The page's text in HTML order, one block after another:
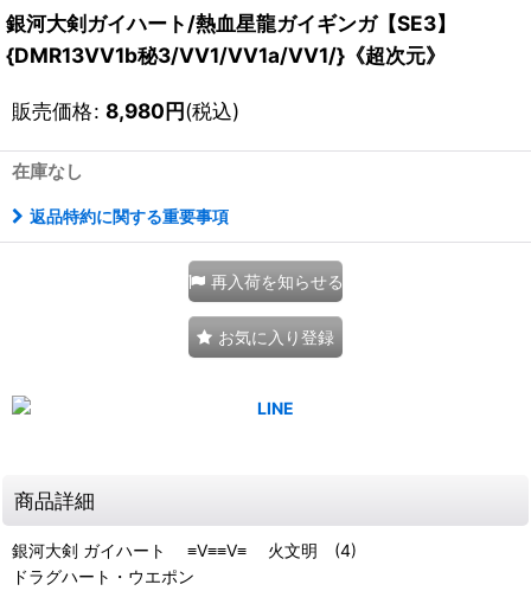
銀河大剣ガイハート/熱血星龍ガイギンガ【SE3】
{DMR13VV1b秘3/VV1/VV1a/VV1/}《超次元》
販売価格: 8,980円(税込)
在庫なし
返品特約に関する重要事項
再入荷を知らせる
お気に入り登録
商品詳細
銀河大剣 ガイハート ≡V≡≡V≡ 火文明 (4)
ドラグハート・ウエポン